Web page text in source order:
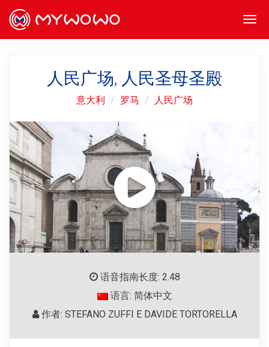
人民广场, 人民圣母圣殿
意大利 罗马 人民广场
语音指南长度: 2.48
语言: 简体中文
作者: STEFANO ZUFFI E DAVIDE TORTORELLA